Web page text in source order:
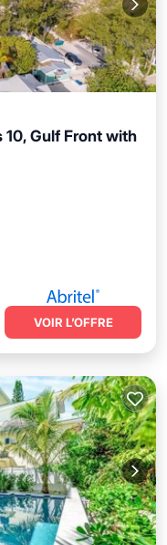
10, Gulf Front with
VOIR L’OFFRE